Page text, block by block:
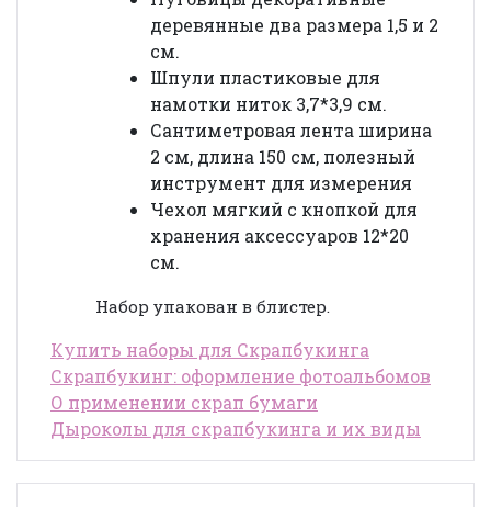
деревянные два размера 1,5 и 2
см.
Шпули пластиковые для
намотки ниток 3,7*3,9 см.
Сантиметровая лента ширина
2 см, длина 150 см, полезный
инструмент для измерения
Чехол мягкий с кнопкой для
хранения аксессуаров 12*20
см.
Набор упакован в блистер.
Купить наборы для Скрапбукинга
Скрапбукинг: оформление фотоальбомов
О применении скрап бумаги
Дыроколы для скрапбукинга и их виды